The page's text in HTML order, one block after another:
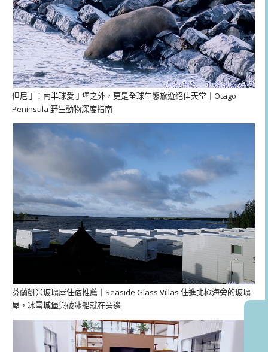
但尼丁：南半球愛丁堡之外，更是全球生態旅遊絕佳天堂｜Otago
Peninsula 野生動物深度指南
芬蘭凱米玻璃屋住宿推薦｜Seaside Glass Villas 住進北極海旁的玻璃
屋，冰雪城堡與破冰船就在旁邊